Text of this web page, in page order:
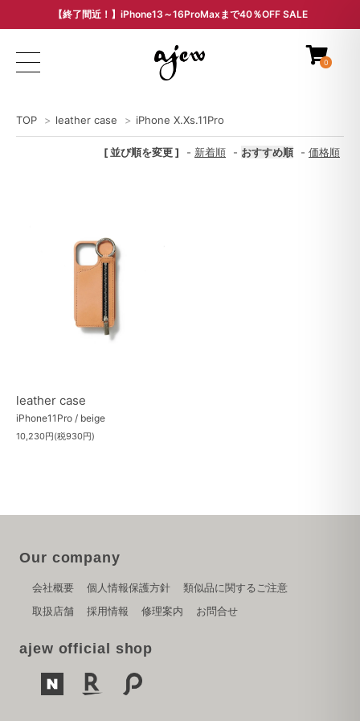
【終了間近！】iPhone13～16ProMaxまで40％OFF SALE
ARCHIVE SALE - 過去モデルをお得な価格で -
0
TOP > leather case > iPhone X.Xs.11Pro
[ 並び順を変更 ] - 新着順 - おすすめ順 - 価格順
leather case
iPhone11Pro / beige
10,230円(税930円)
Our company
会社概要 個人情報保護方針
類似品に関するご注意
取扱店舗
採用情報 修理案内 お問合せ
ajew official shop